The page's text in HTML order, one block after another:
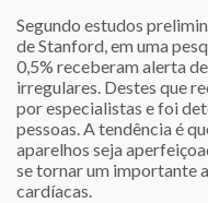
Segundo estudos
de Stanford, em uma
0,5% receberam alerta
irregulares. Destes que
por especialistas e foi
pessoas. A tendência é
aparelhos seja
se tornar um importante
cardíacas.